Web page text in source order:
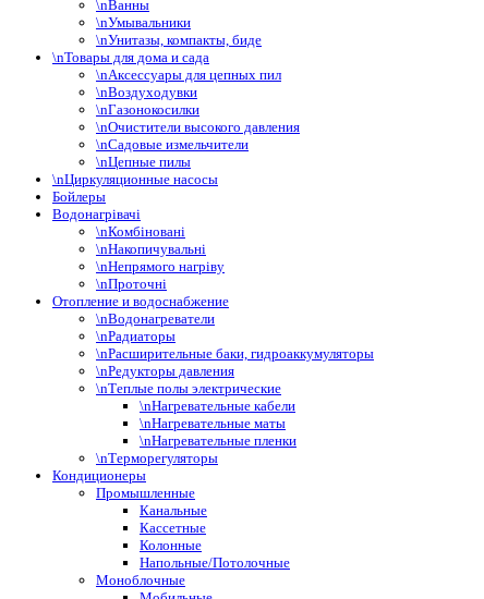
\nВанны
\nУмывальники
\nУнитазы, компакты, биде
\nТовары для дома и сада
\nАксессуары для цепных пил
\nВоздуходувки
\nГазонокосилки
\nОчистители высокого давления
\nСадовые измельчители
\nЦепные пилы
\nЦиркуляционные насосы
Бойлеры
Водонагрівачі
\nКомбіновані
\nНакопичувальні
\nНепрямого нагріву
\nПроточні
Отопление и водоснабжение
\nВодонагреватели
\nРадиаторы
\nРасширительные баки, гидроаккумуляторы
\nРедукторы давления
\nТеплые полы электрические
\nНагревательные кабели
\nНагревательные маты
\nНагревательные пленки
\nТерморегуляторы
Кондиционеры
Промышленные
Канальные
Кассетные
Колонные
Напольные/Потолочные
Моноблочные